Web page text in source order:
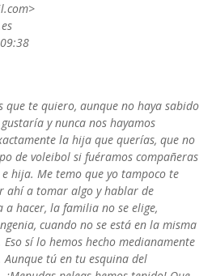
que te quiero, aunque no haya sabido
y nunca nos hayamos
la hija que querías, que no
de voleibol si fuéramos compañeras
hija. Me temo que yo tampoco te
ahí a tomar algo y hablar de
a hacer, la familia no se elige,
cuando no se está en la misma
sí lo hemos hecho medianamente
tú en tu esquina del